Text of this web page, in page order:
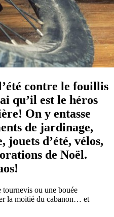
contre le fouillis
qu’il est le héros
On y entasse
de jardinage,
jouets d’été, vélos,
de Noël.
ou une bouée
la moitié du cabanon… et